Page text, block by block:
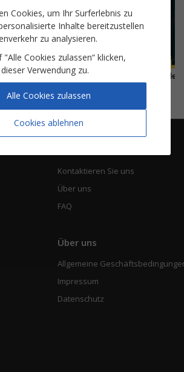
Bonjour, Pardon, Merci Dirty Harry (End Titles)
Kontaktieren Sie uns
Über uns
FAQ
Über uns
Allgemeine
Impressum
Datenschutz
Cookies, um Ihr Surferlebnis zu
Inhalte bereitzustellen
zu analysieren.
"Alle Cookies zulassen“ klicken,
Verwendung zu.
Cookies ablehnen
Alle Cookies zulassen